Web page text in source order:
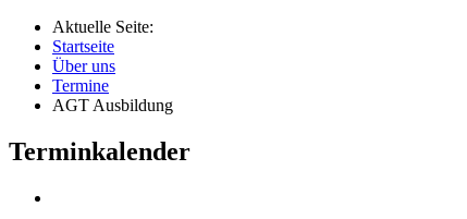
Aktuelle Seite:
Startseite
Über uns
Termine
AGT Ausbildung
Terminkalender